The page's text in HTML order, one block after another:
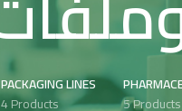
PACKAGING LINES
4 Products
5 Products